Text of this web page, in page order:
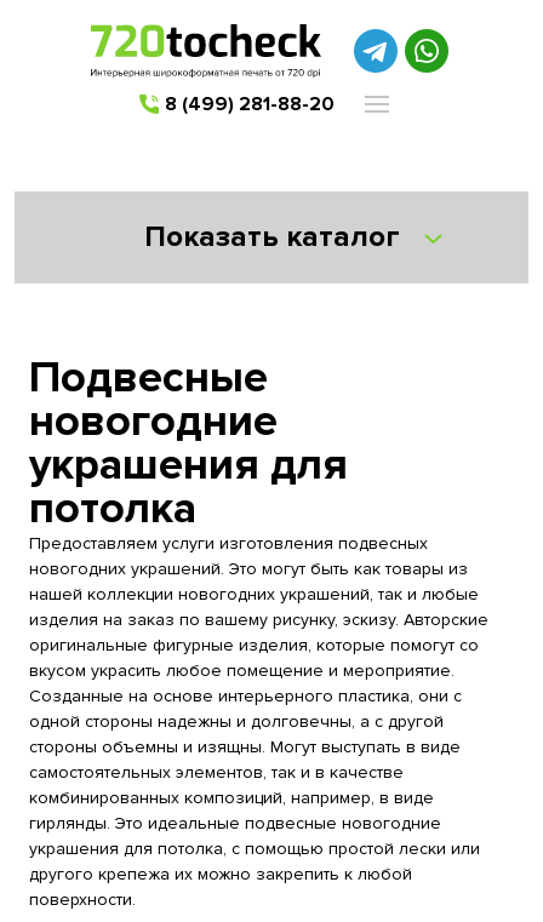
8 (499) 281-88-20
Показать каталог
Подвесные
новогодние
украшения для
потолка
Предоставляем услуги изготовления подвесных
новогодних украшений. Это могут быть как товары из
нашей коллекции новогодних украшений, так и любые
изделия на заказ по вашему рисунку, эскизу. Авторские
оригинальные фигурные изделия, которые помогут со
вкусом украсить любое помещение и мероприятие.
Созданные на основе интерьерного пластика, они с
одной стороны надежны и долговечны, а с другой
стороны объемны и изящны. Могут выступать в виде
самостоятельных элементов, так и в качестве
комбинированных композиций, например, в виде
гирлянды. Это идеальные подвесные новогодние
украшения для потолка, с помощью простой лески или
другого крепежа их можно закрепить к любой
поверхности.